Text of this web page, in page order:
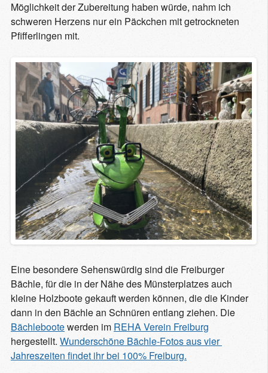
Möglichkeit der Zubereitung haben würde, nahm ich
schweren Herzens nur ein Päckchen mit getrockneten
Pfifferlingen mit.
Eine besondere Sehenswürdig sind die Freiburger
Bächle, für die in der Nähe des Münsterplatzes auch
kleine Holzboote gekauft werden können, die die Kinder
dann in den Bächle an Schnüren entlang ziehen. Die
Bächlebootewerden im REHA Verein Freiburg
hergestellt. Wunderschöne Bächle-Fotos aus vier
Jahreszeiten findet ihr bei 100% Freiburg.